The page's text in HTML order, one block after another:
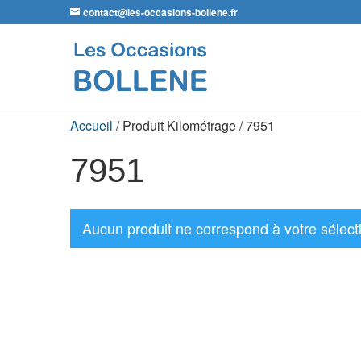
contact@les-occasions-bollene.fr
Accueil / Produit Kilométrage / 7951
7951
Aucun produit ne correspond à votre